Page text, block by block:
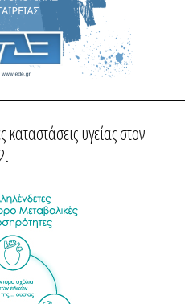
υγείας στον